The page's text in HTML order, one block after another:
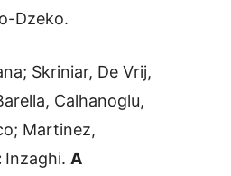
Dzeko.
Skriniar, De Vrij,
Calhanoglu,
Martinez,
Inzaghi. A